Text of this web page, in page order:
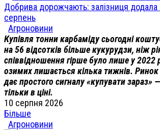
Добрива дорожчають: залізниця додала
серпень
Агроновини
Купівля тонни карбаміду сьогодні
на 56 відсотків більше кукурудзи, ніж
співвідношення гірше було лише у 2022
озимих лишається кілька тижнів.
дає простого сигналу «купувати зараз»
тільки в ціні.
10 серпня 2026
Більше
Агроновини